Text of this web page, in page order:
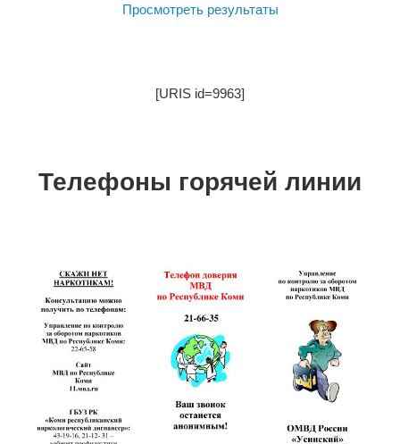
Просмотреть результаты
[URIS id=9963]
Телефоны горячей линии